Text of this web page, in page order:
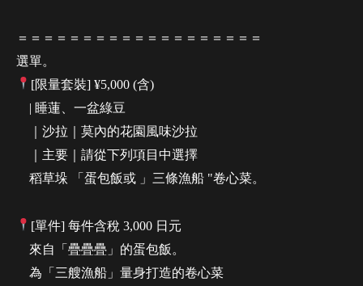
＝＝＝＝＝＝＝＝＝＝＝＝＝＝＝＝＝＝＝
選單。
[限量套裝] ¥5,000 (含)
| 睡蓮、一盆綠豆
｜沙拉｜莫內的花園風味沙拉
｜主要｜請從下列項目中選擇
稻草垛 「蛋包飯或 」三條漁船 "卷心菜。
[單件] 每件含稅 3,000 日元
來自「疊疊疊」的蛋包飯。
為「三艘漁船」量身打造的卷心菜